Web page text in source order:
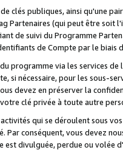
clés publiques, ainsi qu'une
Partenaires (qui peut être soit
de suivi du Programme
de Compte par le biais
programme via les services
si nécessaire, pour les sous-
devez en préserver la
clé privée à toute autre
qui se déroulent sous
Par conséquent, vous devez
divulguée, perdue ou volée